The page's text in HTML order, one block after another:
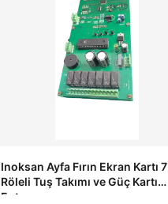
Inoksan Ayfa Fırın Ekran Kartı 7
Röleli Tuş Takımı ve Güç Kartı
Entegre